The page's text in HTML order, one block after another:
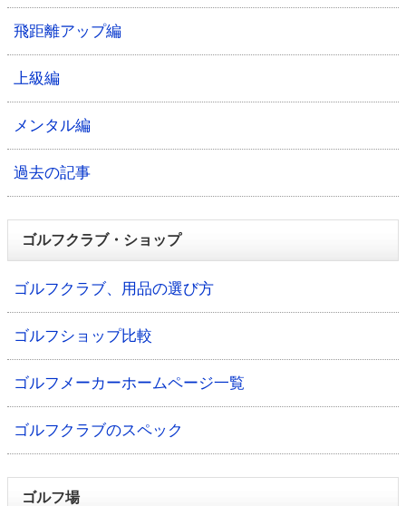
飛距離アップ編
上級編
メンタル編
過去の記事
ゴルフクラブ・ショップ
ゴルフクラブ、用品の選び方
ゴルフショップ比較
ゴルフメーカーホームページ一覧
ゴルフクラブのスペック
ゴルフ場